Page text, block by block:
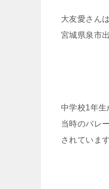
大友愛さん
宮城県泉市
中学校1年生
当時のバレ
されています